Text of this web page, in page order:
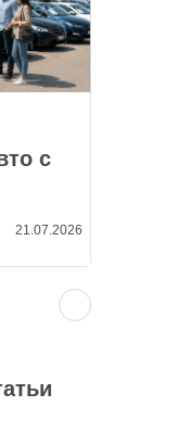
с
21.07.2026